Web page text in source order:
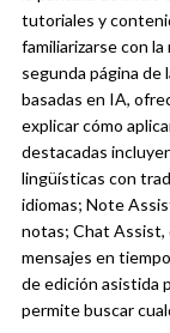
tutoriales y
familiarizarse con
segunda página de
basadas en IA,
explicar cómo
destacadas
lingüísticas con
idiomas; Note
notas; Chat
mensajes en
de edición asistida
permite buscar